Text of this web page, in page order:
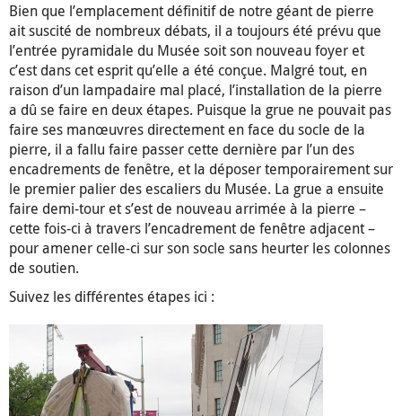
Bien que l’emplacement définitif de notre géant de pierre
ait suscité de nombreux débats, il a toujours été prévu que
l’entrée pyramidale du Musée soit son nouveau foyer et
c’est dans cet esprit qu’elle a été conçue. Malgré tout, en
raison d’un lampadaire mal placé, l’installation de la pierre
a dû se faire en deux étapes. Puisque la grue ne pouvait pas
faire ses manœuvres directement en face du socle de la
pierre, il a fallu faire passer cette dernière par l’un des
encadrements de fenêtre, et la déposer temporairement sur
le premier palier des escaliers du Musée. La grue a ensuite
faire demi-tour et s’est de nouveau arrimée à la pierre –
cette fois-ci à travers l’encadrement de fenêtre adjacent –
pour amener celle-ci sur son socle sans heurter les colonnes
de soutien.
Suivez les différentes étapes ici :